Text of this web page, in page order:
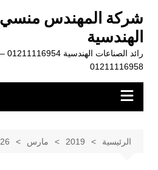
المحتوى
شركة المهندس منسي
الهندسية
01211116958
الرئيسية 2019 مارس 26